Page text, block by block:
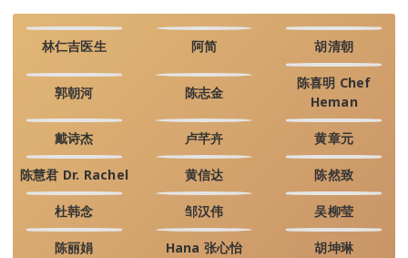
林仁吉医生 阿简 胡清朝
郭朝河 陈志金
陈喜明 Chef
Heman
戴诗杰 卢芊卉 黄章元
陈慧君 Dr. Rachel 黄信达 陈然致
杜韩念 邹汉伟 吴柳莹
陈丽娟 Hana 张心怡 胡坤琳